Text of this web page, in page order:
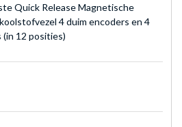
Quick Release Magnetische
4 duim encoders en 4
12 posities)